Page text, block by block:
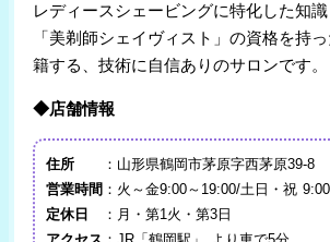
レディースシェービングに特化した知
「美剃師シェイヴィスト」の資格を持
籍する、技術に自信ありのサロンです。
◆店舗情報
住所
：山形県鶴岡市茅原字西茅原39-8
営業時間 ：火～金9:00～19:00/土日・祝
定休日
：月・第1火・第3日